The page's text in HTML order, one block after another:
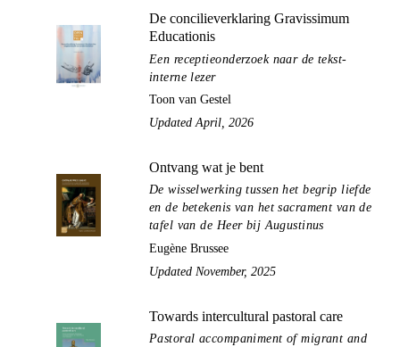
De concilieverklaring Gravissimum
Educationis
Een receptieonderzoek naar de tekst-
interne lezer
Toon van Gestel
Updated April, 2026
Ontvang wat je bent
De wisselwerking tussen het begrip liefde
en de betekenis van het sacrament van de
tafel van de Heer bij Augustinus
Eugène Brussee
Updated November, 2025
Towards intercultural pastoral care
Pastoral accompaniment of migrant and